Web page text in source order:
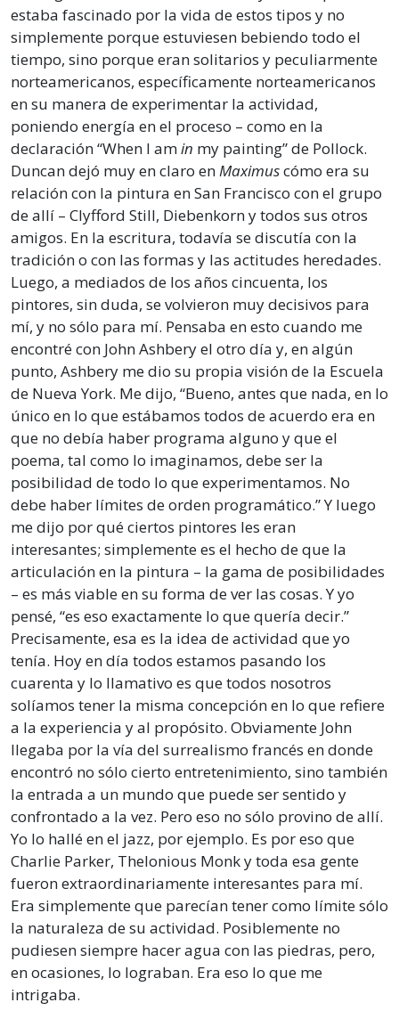
estaba fascinado por la vida de estos tipos y no
simplemente porque estuviesen bebiendo todo el
tiempo, sino porque eran solitarios y peculiarmente
norteamericanos, específicamente norteamericanos
en su manera de experimentar la actividad,
poniendo energía en el proceso – como en la
declaración “When I amin my painting” de Pollock.
Duncan dejó muy en claro enMaximuscómo era su
relación con la pintura en San Francisco con el grupo
de allí – Clyfford Still, Diebenkorn y todos sus otros
amigos. En la escritura, todavía se discutía con la
tradición o con las formas y las actitudes heredades.
Luego, a mediados de los años cincuenta, los
pintores, sin duda, se volvieron muy decisivos para
mí, y no sólo para mí. Pensaba en esto cuando me
encontré con John Ashbery el otro día y, en algún
punto, Ashbery me dio su propia visión de la Escuela
de Nueva York. Me dijo, “Bueno, antes que nada, en lo
único en lo que estábamos todos de acuerdo era en
que no debía haber programa alguno y que el
poema, tal como lo imaginamos, debe ser la
posibilidad de todo lo que experimentamos. No
debe haber límites de orden programático.” Y luego
me dijo por qué ciertos pintores les eran
interesantes; simplemente es el hecho de que la
articulación en la pintura – la gama de posibilidades
– es más viable en su forma de ver las cosas. Y yo
pensé, “es eso exactamente lo que quería decir.”
Precisamente, esa es la idea de actividad que yo
tenía. Hoy en día todos estamos pasando los
cuarenta y lo llamativo es que todos nosotros
solíamos tener la misma concepción en lo que refiere
a la experiencia y al propósito. Obviamente John
llegaba por la vía del surrealismo francés en donde
encontró no sólo cierto entretenimiento, sino también
la entrada a un mundo que puede ser sentido y
confrontado a la vez. Pero eso no sólo provino de allí.
Yo lo hallé en el jazz, por ejemplo. Es por eso que
Charlie Parker, Thelonious Monk y toda esa gente
fueron extraordinariamente interesantes para mí.
Era simplemente que parecían tener como límite sólo
la naturaleza de su actividad. Posiblemente no
pudiesen siempre hacer agua con las piedras, pero,
en ocasiones, lo lograban. Era eso lo que me
intrigaba.